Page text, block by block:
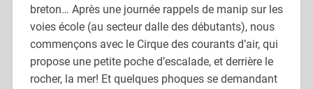
breton… Après une journée rappels de manip sur les
voies école (au secteur dalle des débutants), nous
commençons avec le Cirque des courants d’air, qui
propose une petite poche d’escalade, et derrière le
rocher, la mer! Et quelques phoques se demandant